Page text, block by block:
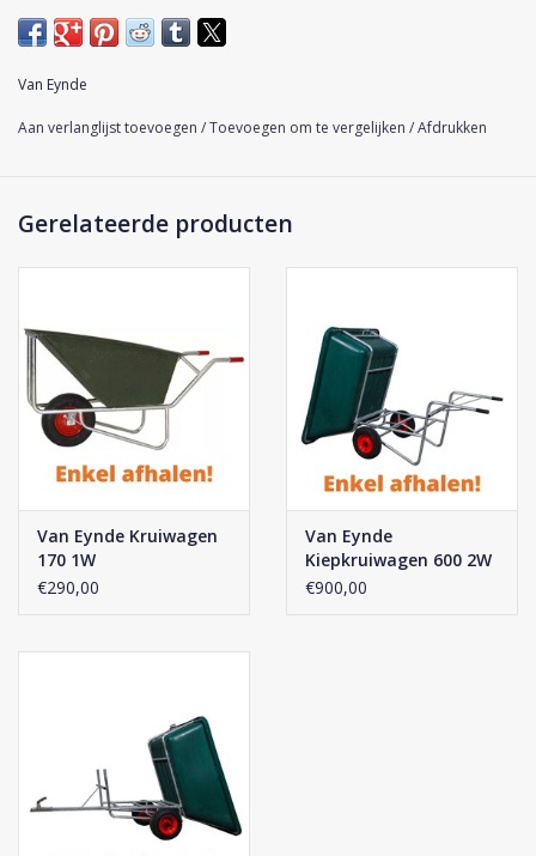
onderstel is volledig verzinkt. De band beschikt over een stalen
de band vier lagen heeft.
Let op: de kruiwagens worden niet thuis afgeleverd, maar
Van Eynde
Aan verlanglijst toevoegen /Toevoegen om te vergelijken /Afdrukken
Gerelateerde producten
Van Eynde Kruiwagen
170 1W
€290,00
Van Eynde
Kiepkruiwagen 600 2W
€900,00